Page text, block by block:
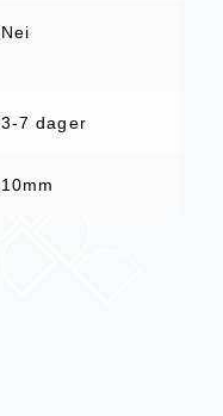
Nei
3-7 dager
10mm